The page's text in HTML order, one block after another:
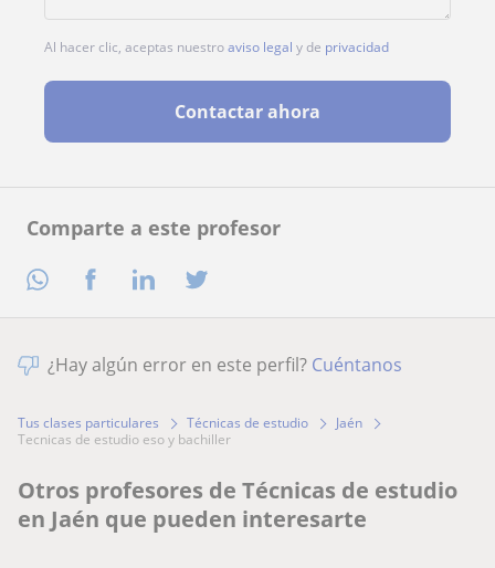
Comparte a este profesor
Al hacer clic, aceptas nuestroaviso legal y de privacidad
Contactar ahora
¿Hay algún error en este perfil? Cuéntanos
Tus clases particulares Técnicas de estudio
Jaén
tecnicas de estudio eso y bachiller
Otros profesores de Técnicas de estudio
en Jaén que pueden interesarte